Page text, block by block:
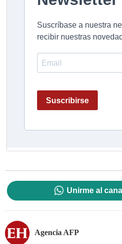
Unirme al
Agencia AFP